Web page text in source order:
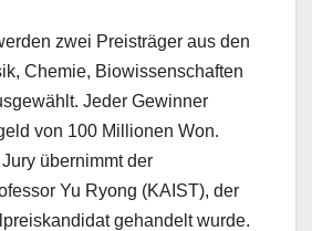
zwei Preisträger aus den
Chemie, Biowissenschaften
Jeder Gewinner
von 100 Millionen Won.
übernimmt der
Yu Ryong (KAIST), der
gehandelt wurde.